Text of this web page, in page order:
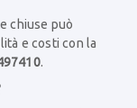
chiuse può
e costi con la
.